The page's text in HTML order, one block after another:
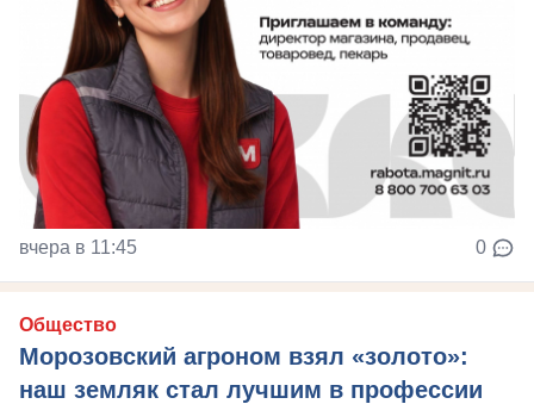
вчера в 11:45 0
Общество
Морозовский агроном взял «золото»:
наш земляк стал лучшим в профессии